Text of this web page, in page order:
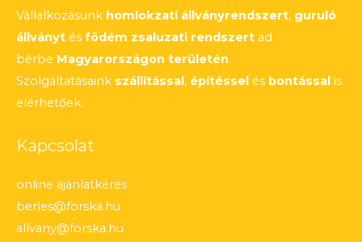
Vállalkozásunk homlokzati állványrendszert, guruló
állványt és födém zsaluzati rendszert ad
bérbe Magyarországon területén.
Szolgáltatásaink szállítással, építéssel és bontással is
elérhetőek.
Kapcsolat
online ajánlatkérés
berles@forska.hu
allvany@forska.hu